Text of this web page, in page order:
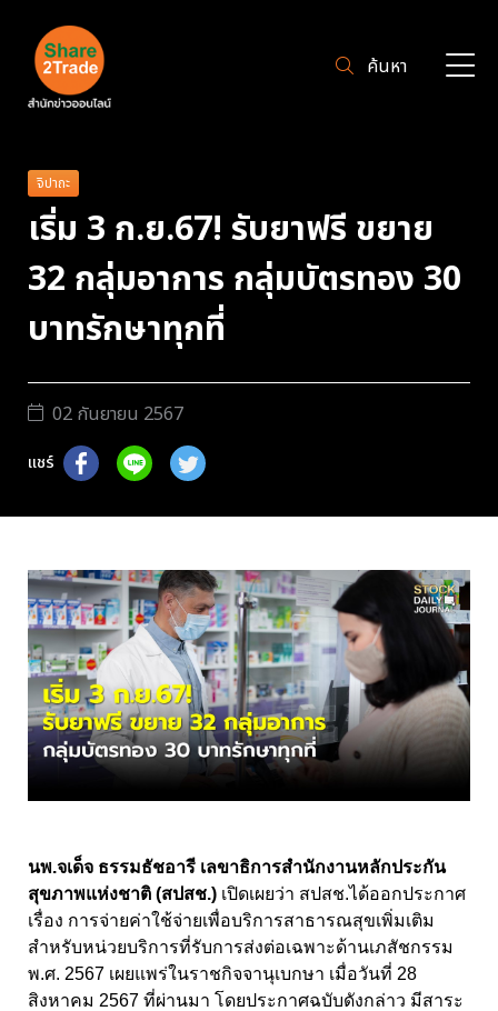
ค้นหา
จิปาถะ
เริ่ม 3 ก.ย.67! รับยาฟรี ขยาย
32 กลุ่มอาการ กลุ่มบัตรทอง 30
บาทรักษาทุกที่
02 กันยายน 2567
แชร์
นพ.จเด็จ ธรรมธัชอารี เลขาธิการสำนักงานหลักประกัน
สุขภาพแห่งชาติ (สปสช.) เปิดเผยว่า สปสช.ได้ออกประกาศ
เรื่อง การจ่ายค่าใช้จ่ายเพื่อบริการสาธารณสุขเพิ่มเติม
สำหรับหน่วยบริการที่รับการส่งต่อเฉพาะด้านเภสัชกรรม
พ.ศ. 2567 เผยแพร่ในราชกิจจานุเบกษา เมื่อวันที่ 28
สิงหาคม 2567 ที่ผ่านมา โดยประกาศฉบับดังกล่าว มีสาระ